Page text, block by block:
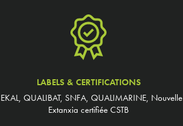
LABELS & CERTIFICATIONS
QUALIBAT, SNFA, QUALIMARINE, Nouvelle
Extanxia certifiée CSTB